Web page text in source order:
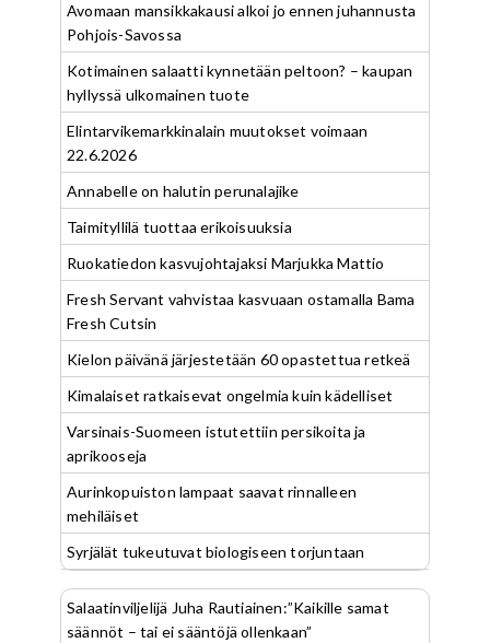
Avomaan mansikkakausi alkoi jo ennen juhannusta
Pohjois-Savossa
Kotimainen salaatti kynnetään peltoon? – kaupan
hyllyssä ulkomainen tuote
Elintarvikemarkkinalain muutokset voimaan
22.6.2026
Annabelle on halutin perunalajike
Taimityllilä tuottaa erikoisuuksia
Ruokatiedon kasvujohtajaksi Marjukka Mattio
Fresh Servant vahvistaa kasvuaan ostamalla Bama
Fresh Cutsin
Kielon päivänä järjestetään 60 opastettua retkeä
Kimalaiset ratkaisevat ongelmia kuin kädelliset
Varsinais-Suomeen istutettiin persikoita ja
aprikooseja
Aurinkopuiston lampaat saavat rinnalleen
mehiläiset
Syrjälät tukeutuvat biologiseen torjuntaan
Salaatinviljelijä Juha Rautiainen:”Kaikille samat
säännöt – tai ei sääntöjä ollenkaan”